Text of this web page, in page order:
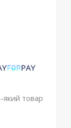
який товар